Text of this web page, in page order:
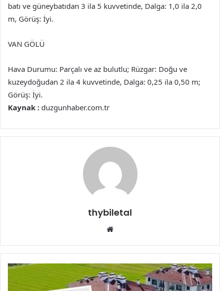
batı ve güneybatıdan 3 ila 5 kuvvetinde, Dalga: 1,0 ila 2,0
m, Görüş: İyi.
VAN GÖLÜ
Hava Durumu: Parçalı ve az bulutlu; Rüzgar: Doğu ve
kuzeydoğudan 2 ila 4 kuvvetinde, Dalga: 0,25 ila 0,50 m;
Görüş: İyi.
Kaynak : duzgunhaber.com.tr
thybiletal
Web